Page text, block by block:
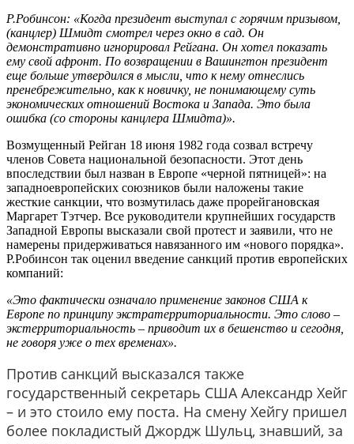
Р.Робинсон: «Когда президент выступал с горячим призывом,
(канцлер) Шмидт смотрел через окно в сад. Он
демонстративно игнорировал Рейгана. Он хотел показать
ему свой афронт. По возвращении в Вашингтон президент
еще больше утвердился в мысли, что к нему отнеслись
пренебрежительно, как к новичку, не понимающему суть
экономических отношений Востока и Запада. Это была
ошибка (со стороны канцлера Шмидта)».
Возмущенный Рейган 18 июня 1982 года созвал встречу
членов Совета национальной безопасности. Этот день
впоследствии был назван в Европе «черной пятницей»: на
западноевропейских союзников были наложены такие
жесткие санкции, что возмутилась даже прорейгановская
Маргарет Тэтчер. Все руководители крупнейших государств
Западной Европы высказали свой протест и заявили, что не
намерены придерживаться навязанного им «нового порядка».
Р.Робинсон так оценил введение санкций против европейских
компаний:
«Это фактически означало применение законов США к
Европе по принципу экстратерриториальности. Это слово –
экстерриториальность – приводит их в бешенство и сегодня,
не говоря уже о тех временах».
Против санкций высказался также
государственный секретарь США Александр Хейг
– и это стоило ему поста. На смену Хейгу пришел
более покладистый Джордж Шульц, знавший, за